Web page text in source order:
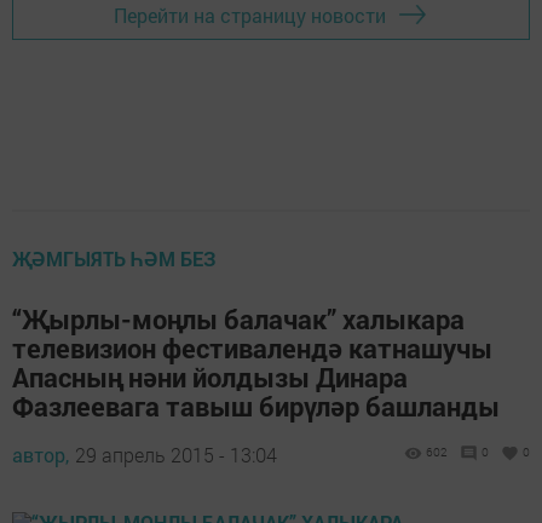
Перейти на страницу новости
ҖӘМГЫЯТЬ ҺӘМ БЕЗ
“Җырлы-моңлы балачак” халыкара
телевизион фестивалендә катнашучы
Апасның нәни йолдызы Динара
Фазлеевага тавыш бирүләр башланды
автор, 29 апрель 2015 - 13:04 602 0 0